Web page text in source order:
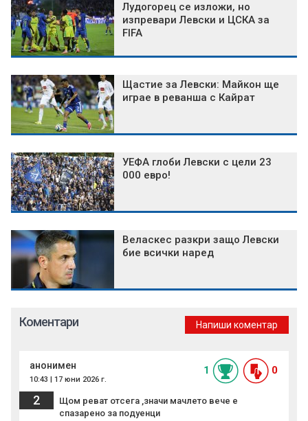
Лудогорец се изложи, но
изпревари Левски и ЦСКА за
FIFA
Щастие за Левски: Майкон ще
играе в реванша с Кайрат
УЕФА глоби Левски с цели 23
000 евро!
Веласкес разкри защо Левски
бие всички наред
Коментари Напиши коментар
анонимен
10:43 | 17 юни 2026 г.
1 0
2
Щом реват отсега ,значи мачлето вече е
спазарено за подуенци